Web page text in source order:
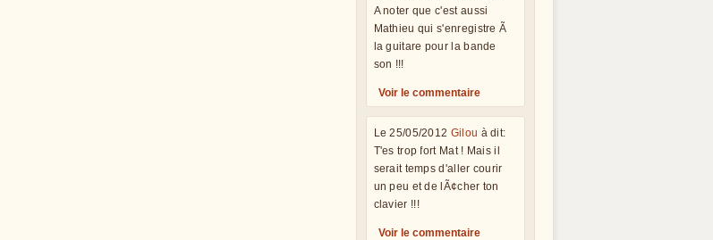
A noter que c'est aussi
Mathieu qui s'enregistre Ã
la guitare pour la bande
son !!!
Voir le commentaire
Le 25/05/2012 Gilou à dit:
T'es trop fort Mat ! Mais il
serait temps d'aller courir
un peu et de lÃ¢cher ton
clavier !!!
Voir le commentaire